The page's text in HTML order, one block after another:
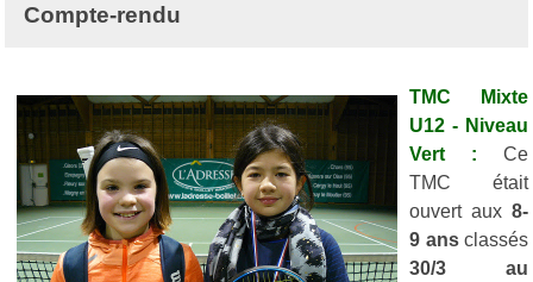
Compte-rendu
TMC Mixte
U12 - Niveau
Vert : Ce
TMC était
ouvert aux 8-
9 ansclassés
30/3 au